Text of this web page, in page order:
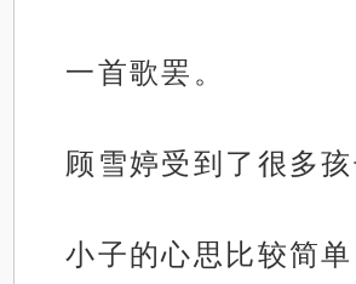
一首歌罢。
顾雪婷受到了很多孩
小子的心思比较简